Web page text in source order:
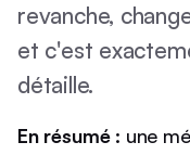
revanche,
et c'est
détaille.
En résumé : une